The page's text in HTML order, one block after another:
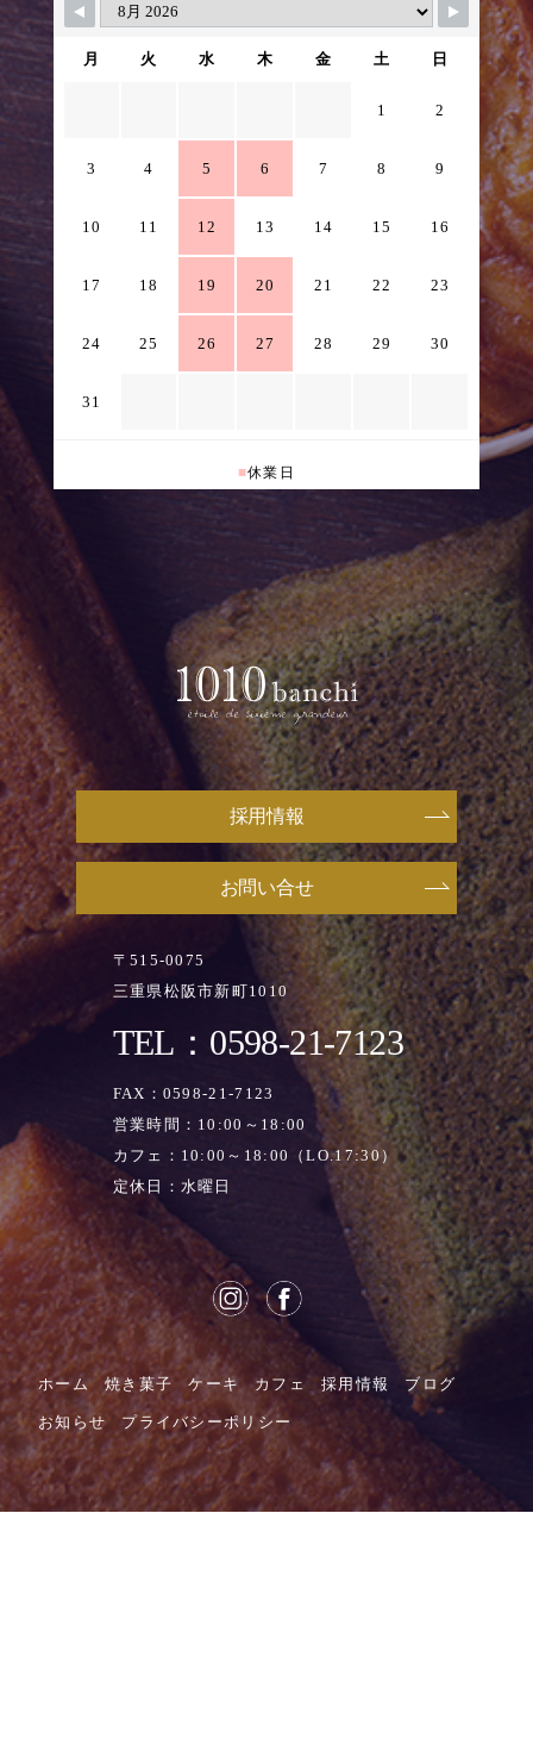
月 火 水 木 金 土 日
1 2
3 4 5 6 7 8 9
10 11 12 13 14 15 16
17 18 19 20 21 22 23
24 25 26 27 28 29 30
31
■休業日
〒515-0075
三重県松阪市新町1010
TEL：0598-21-7123
FAX：0598-21-7123
営業時間：10:00～18:00
カフェ：10:00～18:00（LO.17:30）
定休日：水曜日
お問い合せ
採用情報
ホーム 焼き菓子 ケーキ カフェ 採用情報 ブログ
お知らせ プライバシーポリシー